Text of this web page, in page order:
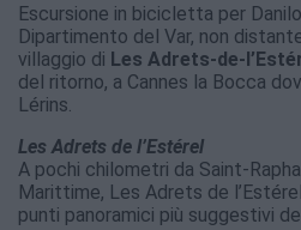
Escursione in bicicletta per
Dipartimento del Var, non
villaggio di Les Adrets-de-
del ritorno, a Cannes la Bocca
Lérins.
Les Adrets de l’Estérel
A pochi chilometri da Saint-
Marittime, Les Adrets de
punti panoramici più suggestivi